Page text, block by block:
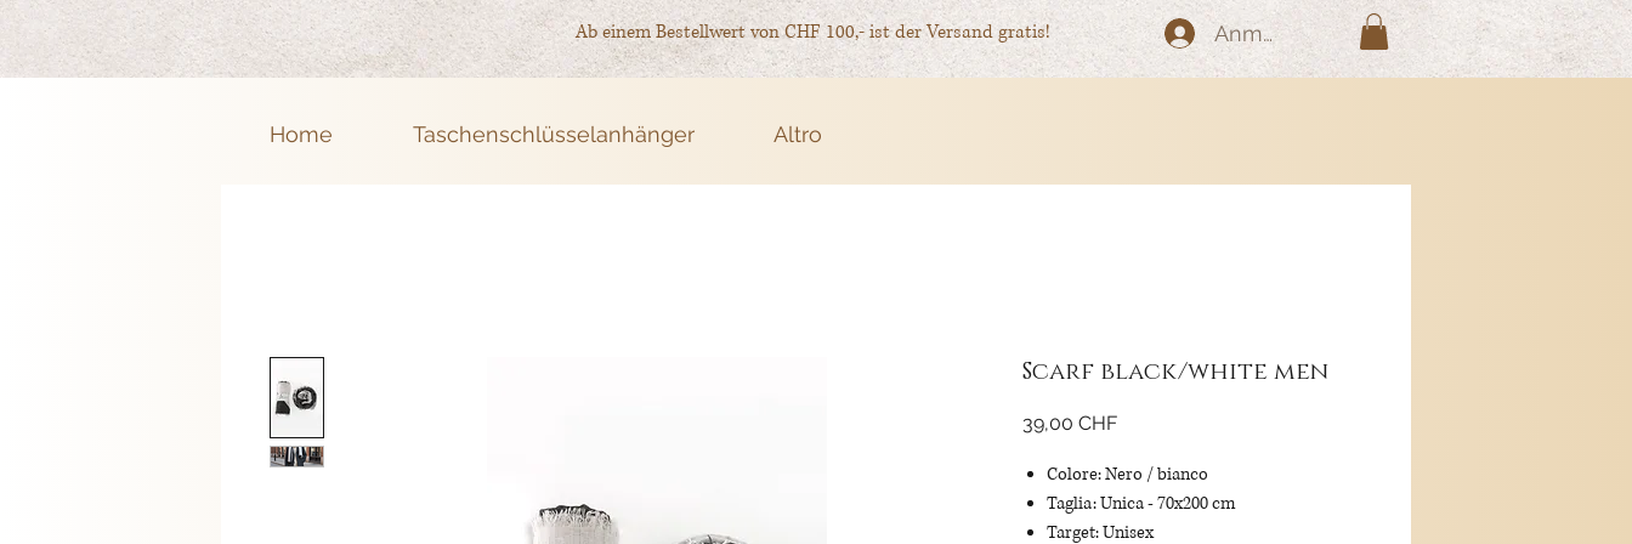
Ab einem Bestellwert von CHF 100,- ist der Versand gratis! Anmelden
Home Taschenschlüsselanhänger Altro
Scarf black/white men
39,00 CHFPreis
Colore: Nero / bianco
Taglia: Unica - 70x200 cm
Target: Unisex